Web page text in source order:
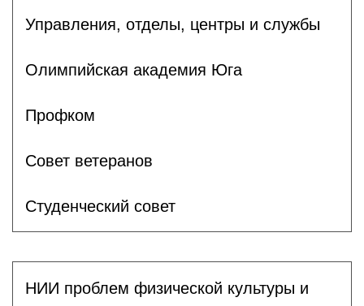
Управления, отделы, центры и службы
Олимпийская академия Юга
Профком
Совет ветеранов
Студенческий совет
НИИ проблем физической культуры и